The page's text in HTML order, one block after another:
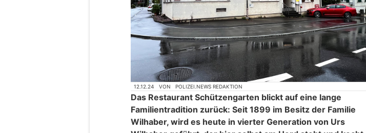
12.12.24 VON POLIZEI.NEWS REDAKTION
Das Restaurant Schützengarten blickt auf eine lange
Familientradition zurück: Seit 1899 im Besitz der Familie
Wilhaber, wird es heute in vierter Generation von Urs